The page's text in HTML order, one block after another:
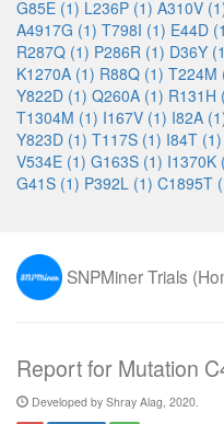
G85E (1) L236P (1) A310V
A4917G (1) T798I (1) E44D
R287Q (1) P286R (1) D36Y
K1270A (1) R88Q (1) T224M
Y822D (1) Q260A (1) R131H
T1304M (1) I167V (1) I82A
Y823D (1) T117S (1) I84T (1)
V534E (1) G163S (1) I1370K
G41S (1) P392L (1) C1895T
SNPMiner Trials
Report for Mutation
Developed by Shray Alag, 2020.